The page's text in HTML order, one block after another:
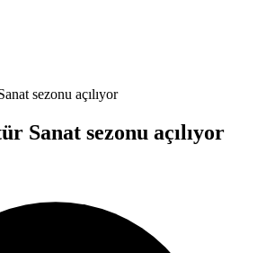
sezonu açılıyor
Sanat sezonu açılıyor